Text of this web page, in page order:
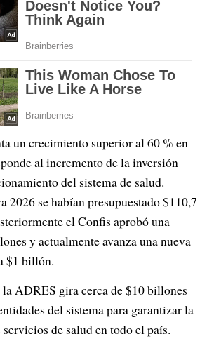
un crecimiento superior al 60 % en
al incremento de la inversión
del sistema de salud.
2026 se habían presupuestado $110,7
el Confis aprobó una
y actualmente avanza una nueva
$1 billón.
ADRES gira cerca de $10 billones
del sistema para garantizar la
de salud en todo el país.